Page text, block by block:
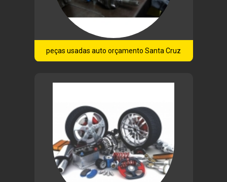
peças usadas auto orçamento Santa Cruz